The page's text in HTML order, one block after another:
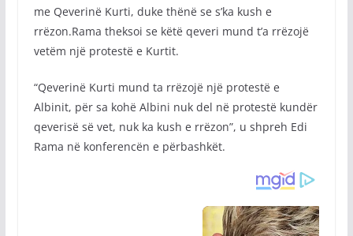
me Qeverinë Kurti, duke thënë se s’ka kush e
rrëzon.Rama theksoi se këtë qeveri mund t’a rrëzojë
vetëm një protestë e Kurtit.
“Qeverinë Kurti mund ta rrëzojë një protestë e
Albinit, për sa kohë Albini nuk del në protestë kundër
qeverisë së vet, nuk ka kush e rrëzon”, u shpreh Edi
Rama në konferencën e përbashkët.